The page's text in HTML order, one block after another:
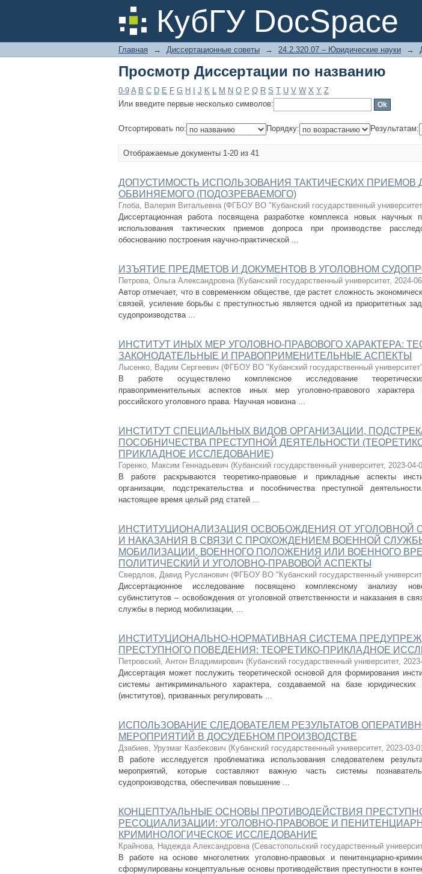
КубГУ DocSpace
Просмотр Диссертации по названию
Главная → Диссертационные советы → 24.2.320.07 – Юридические науки →
Просмотр Диссертации по названию
0-9 A B C D E F G H J K L M N O P Q R S T U V W X Y Z
Или введите первые несколько символов:
Отсортировать по: Порядку: Результатам:
Отображаемые документы 1-20 из 41
ДОПУСТИМОСТЬ ИСПОЛЬЗОВАНИЯ ТАКТИЧЕСКИХ ПРИЕМОВ
ОБВИНЯЕМОГО (ПОДОЗРЕВАЕМОГО)
Глоба, Валерия Витальевна (ФГБОУ ВО "Кубанский государственный
Диссертационная работа посвящена разработке комплекса новых научных
использования тактических приемов допроса при производстве
обоснованию построения научно-практической ...
ИЗЪЯТИЕ ПРЕДМЕТОВ И ДОКУМЕНТОВ В УГОЛОВНОМ
Петрова, Ольга Александровна (Кубанский государственный университет, 2024-
Автор отмечает, что в современном обществе, где растет сложность
связей, усиление борьбы с преступностью является одной из приоритетных
судопроизводства ...
ИНСТИТУТ ИНЫХ МЕР УГОЛОВНО-ПРАВОВОГО ХАРАКТЕРА:
ЗАКОНОДАТЕЛЬНЫЕ И ПРАВОПРИМЕНИТЕЛЬНЫЕ АСПЕКТЫ
Лысенко, Вадим Сергеевич (ФГБОУ ВО "Кубанский государственный университет"
В работе осуществлено комплексное исследование
правоприменительных аспектов иных мер уголовно-правового характера
российского уголовного права. Научная новизна ...
ИНСТИТУТ СПЕЦИАЛЬНЫХ ВИДОВ ОРГАНИЗАЦИИ,
ПОСОБНИЧЕСТВА ПРЕСТУПНОЙ ДЕЯТЕЛЬНОСТИ
ПРИКЛАДНОЕ ИССЛЕДОВАНИЕ)
Горенко, Максим Геннадьевич (Кубанский государственный университет, 2023-04-
В работе раскрываются теоретико-правовые и прикладные аспекты
организации, подстрекательства и пособничества преступной
настоящее время целый ряд статей ...
ИНСТИТУЦИОНАЛИЗАЦИЯ ОСВОБОЖДЕНИЯ ОТ УГОЛОВНОЙ
И НАКАЗАНИЯ В СВЯЗИ С ПРОХОЖДЕНИЕМ ВОЕННОЙ
МОБИЛИЗАЦИИ, ВОЕННОГО ПОЛОЖЕНИЯ ИЛИ ВОЕННОГО
ПОЛИТИЧЕСКИЙ И УГОЛОВНО-ПРАВОВОЙ АСПЕКТЫ
Свердлов, Давид Русланович (ФГБОУ ВО "Кубанский государственный
Диссертационное исследование посвящено комплексному анализу
субинститутов – освобождения от уголовной ответственности и наказания в
службы в период мобилизации, ...
ИНСТИТУЦИОНАЛЬНО-НОРМАТИВНАЯ СИСТЕМА
ПРЕСТУПНОГО ПОВЕДЕНИЯ: ТЕОРЕТИКО-ПРИКЛАДНОЕ
Петровский, Антон Владимирович (Кубанский государственный университет,
Диссертация может послужить теоретической основой для формирования
системы антикриминального характера, создаваемой на базе
(институтов), призванных регулировать ...
ИСПОЛЬЗОВАНИЕ СЛЕДОВАТЕЛЕМ РЕЗУЛЬТАТОВ
МЕРОПРИЯТИЙ В ДОСУДЕБНОМ ПРОИЗВОДСТВЕ
Дзабиев, Урузмаг Казбекович (Кубанский государственный университет, 2023-03-
В работе исследуется проблематика использования следователем
мероприятий, которые составляют важную часть системы
судопроизводства, обеспечивая повышение ...
КОНЦЕПТУАЛЬНЫЕ ОСНОВЫ ПРОТИВОДЕЙСТВИЯ
РЕСОЦИАЛИЗАЦИИ: УГОЛОВНО-ПРАВОВОЕ И
КРИМИНОЛОГИЧЕСКОЕ ИССЛЕДОВАНИЕ
Крайнова, Надежда Александровна (Севастопольский государственный
В работе на основе многолетних уголовно-правовых и пенитенциарно-
сформулированы концептуальные основы противодействия преступности в